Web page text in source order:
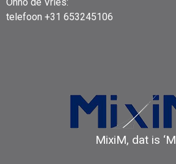
telefoon +31 653245106
MixiM, dat is ‘M